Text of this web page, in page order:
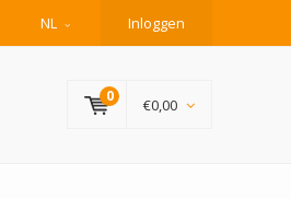
NL Inloggen
0 €0,00